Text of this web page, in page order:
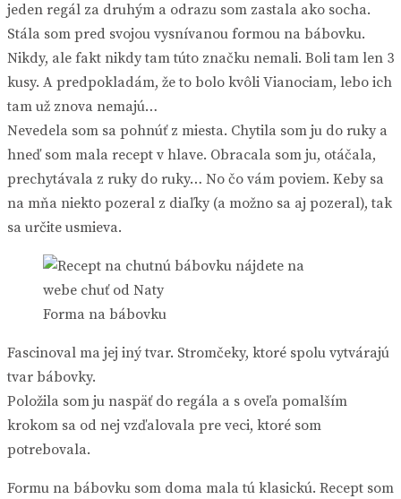
jeden regál za druhým a odrazu som zastala ako socha.
Stála som pred svojou vysnívanou formou na bábovku.
Nikdy, ale fakt nikdy tam túto značku nemali. Boli tam len 3
kusy. A predpokladám, že to bolo kvôli Vianociam, lebo ich
tam už znova nemajú…
Nevedela som sa pohnúť z miesta. Chytila som ju do ruky a
hneď som mala recept v hlave. Obracala som ju, otáčala,
prechytávala z ruky do ruky… No čo vám poviem. Keby sa
na mňa niekto pozeral z diaľky (a možno sa aj pozeral), tak
sa určite usmieva.
Forma na bábovku
Fascinoval ma jej iný tvar. Stromčeky, ktoré spolu vytvárajú
tvar bábovky.
Položila som ju naspäť do regála a s oveľa pomalším
krokom sa od nej vzďalovala pre veci, ktoré som
potrebovala.
Formu na bábovku som doma mala tú klasickú. Recept som